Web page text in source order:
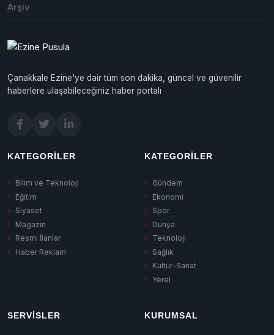
Arşiv
Çanakkale Ezine'ye dair tüm son dakika, güncel ve güvenilir
haberlere ulaşabileceğiniz haber portalı
KATEGORILER
Bilim ve Teknoloji
Eğitim
Siyaset
Magazin
Resmi İlanlar
Haber Reklam
KATEGORILER
Gündem
Ekonomi
Spor
Dünya
Teknoloji
Sağlık
Kültür-Sanat
Yerel
SERVISLER KURUMSAL